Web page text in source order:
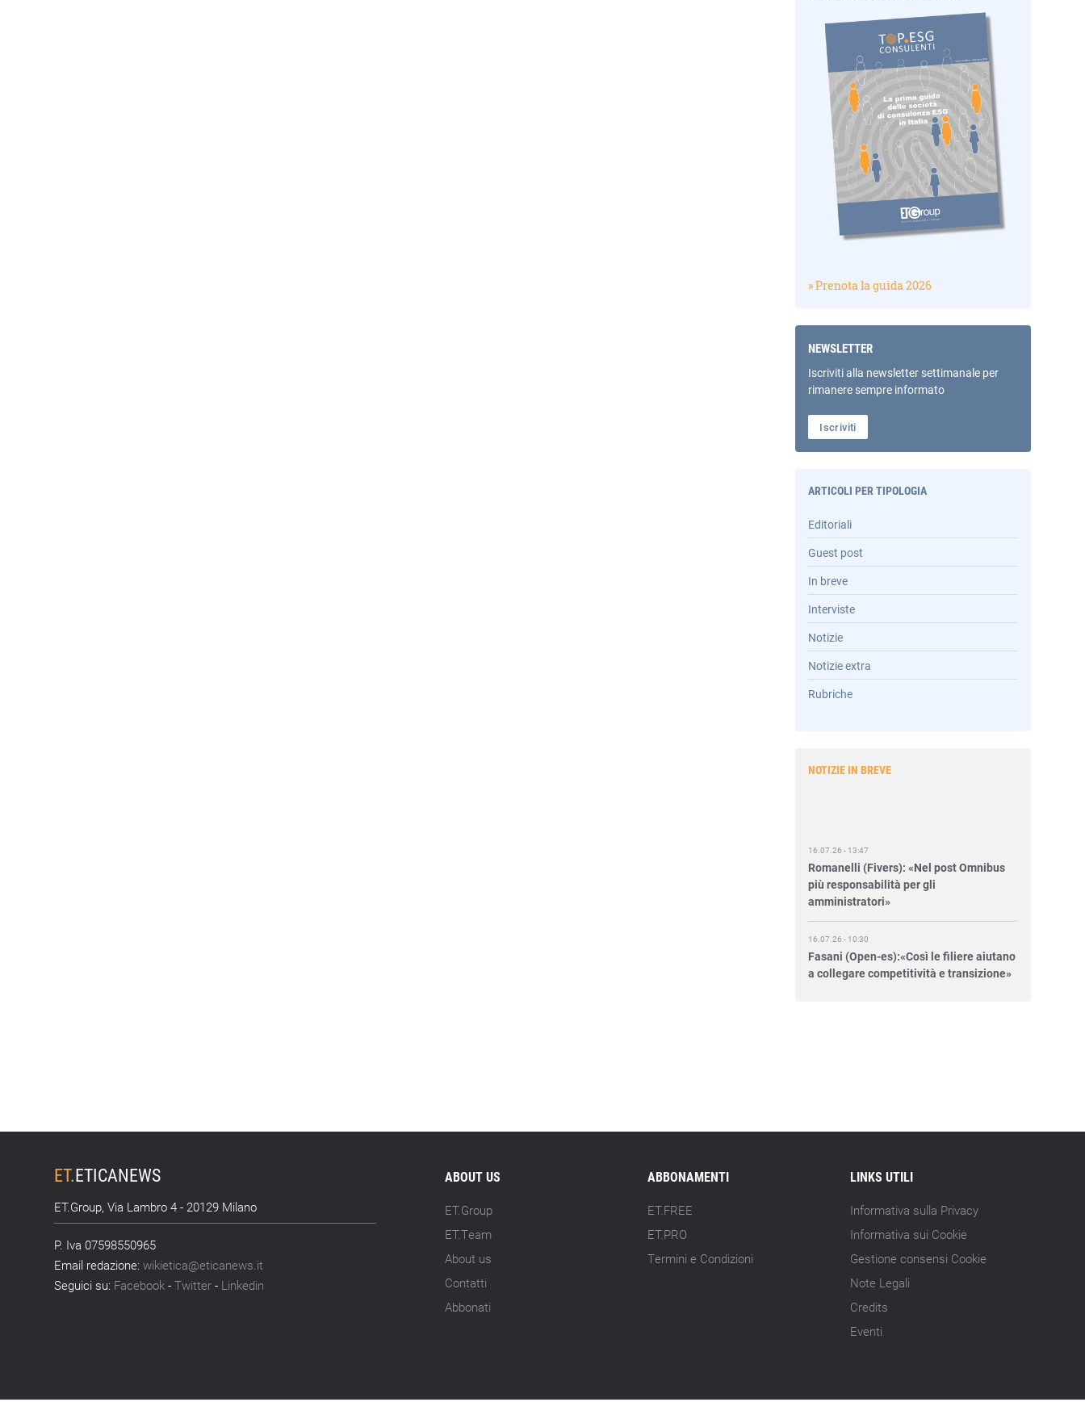
» Prenota la guida 2026
NEWSLETTER
Iscriviti alla newsletter settimanale per
rimanere sempre informato
Iscriviti
ARTICOLI PER TIPOLOGIA
Editoriali
Guest post
In breve
Interviste
Notizie
Notizie extra
Rubriche
NOTIZIE IN BREVE
Romanelli (Fivers): «Nel post Omnibus
più responsabilità per gli
amministratori»
Fasani (Open-es):«Così le filiere aiutano
a collegare competitività e transizione»
15.07.26 - 8:00
14.07.26 - 12:20
Gramegna (ERG): «Valutare gli impatti
ESG degli investimenti»
Tornano le Settimane SRI: oltre 20
appuntamenti
ET.ETICANEWS
ET.Group, Via Lambro 4 - 20129 Milano
P. Iva 07598550965
Email redazione:wikietica@eticanews.it
Seguici su: Facebook -Twitter - Linkedin
ABOUT US
ET.Group
ET.Team
About us
Contatti
Abbonati
ABBONAMENTI
ET.FREE
ET.PRO
Termini e Condizioni
LINKS UTILI
Informativa sulla Privacy
Informativa sui Cookie
Gestione consensi Cookie
Note Legali
Credits
Eventi